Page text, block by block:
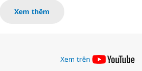
Xem thêm
Xem trên